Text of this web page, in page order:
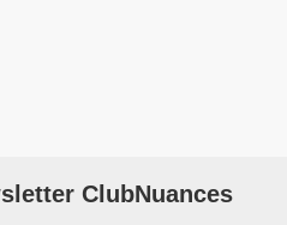
ClubNuances